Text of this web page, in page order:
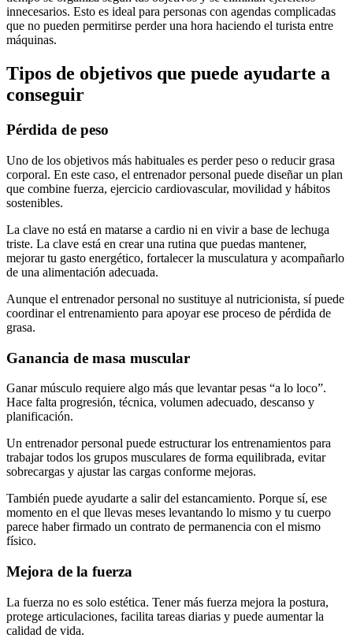
innecesarios. Esto es ideal para personas con agendas complicadas
que no pueden permitirse perder una hora haciendo el turista entre
máquinas.
Tipos de objetivos que puede ayudarte a
conseguir
Pérdida de peso
Uno de los objetivos más habituales es perder peso o reducir grasa
corporal. En este caso, el entrenador personal puede diseñar un plan
que combine fuerza, ejercicio cardiovascular, movilidad y hábitos
sostenibles.
La clave no está en matarse a cardio ni en vivir a base de lechuga
triste. La clave está en crear una rutina que puedas mantener,
mejorar tu gasto energético, fortalecer la musculatura y acompañarlo
de una alimentación adecuada.
Aunque el entrenador personal no sustituye al nutricionista, sí puede
coordinar el entrenamiento para apoyar ese proceso de pérdida de
grasa.
Ganancia de masa muscular
Ganar músculo requiere algo más que levantar pesas “a lo loco”.
Hace falta progresión, técnica, volumen adecuado, descanso y
planificación.
Un entrenador personal puede estructurar los entrenamientos para
trabajar todos los grupos musculares de forma equilibrada, evitar
sobrecargas y ajustar las cargas conforme mejoras.
También puede ayudarte a salir del estancamiento. Porque sí, ese
momento en el que llevas meses levantando lo mismo y tu cuerpo
parece haber firmado un contrato de permanencia con el mismo
físico.
Mejora de la fuerza
La fuerza no es solo estética. Tener más fuerza mejora la postura,
protege articulaciones, facilita tareas diarias y puede aumentar la
calidad de vida.